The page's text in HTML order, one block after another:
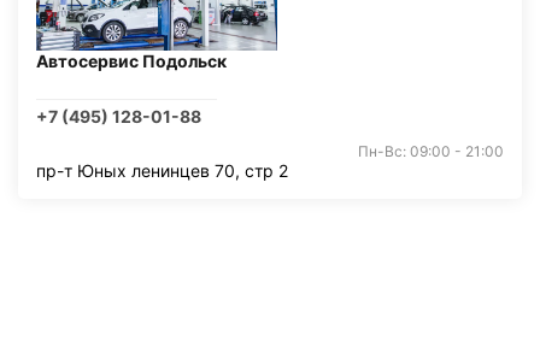
Автосервис Подольск
+7 (495) 128-01-88
Пн-Вс: 09:00 - 21:00
пр-т Юных ленинцев 70, стр 2